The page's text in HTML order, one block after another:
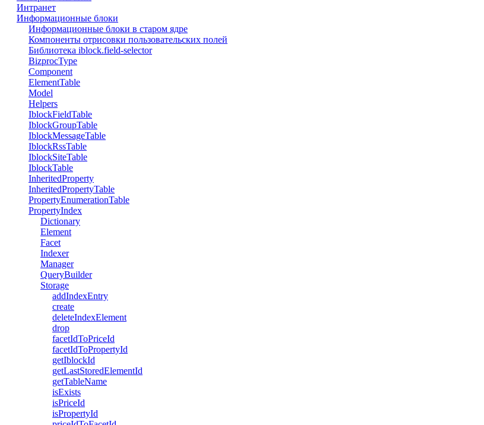
Интранет
Информационные блоки
Информационные блоки в старом ядре
Компоненты отрисовки пользовательских полей
Библиотека iblock.field-selector
BizprocType
Component
ElementTable
Model
Helpers
IblockFieldTable
IblockGroupTable
IblockMessageTable
IblockRssTable
IblockSiteTable
IblockTable
InheritedProperty
InheritedPropertyTable
PropertyEnumerationTable
PropertyIndex
Dictionary
Element
Facet
Indexer
Manager
QueryBuilder
Storage
addIndexEntry
create
deleteIndexElement
drop
facetIdToPriceId
facetIdToPropertyId
getIblockId
getLastStoredElementId
getTableName
isExists
isPriceId
isPropertyId